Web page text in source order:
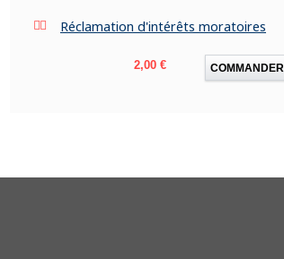
Réclamation d'intérêts moratoires
Prix
2,00 € COMMANDER